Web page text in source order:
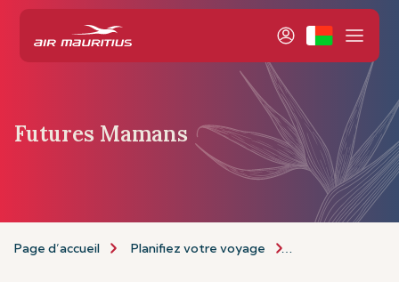
Futures Mamans
Page d’accueil Planifiez votre voyage